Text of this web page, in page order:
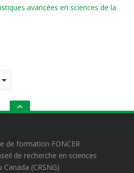
avancées en sciences de la
GO
de formation FONCER
de recherche en sciences
(CRSNG)